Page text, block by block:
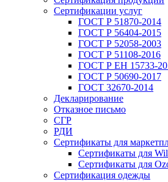
Сертификации услуг
ГОСТ Р 51870-2014
ГОСТ Р 56404-2015
ГОСТ Р 52058-2003
ГОСТ Р 51108-2016
ГОСТ Р ЕН 15733-
ГОСТ Р 50690-2017
ГОСТ 32670-2014
Декларирование
Отказное письмо
СГР
РДИ
Сертификаты для
Сертификаты для
Сертификаты для
Сертификация одежды